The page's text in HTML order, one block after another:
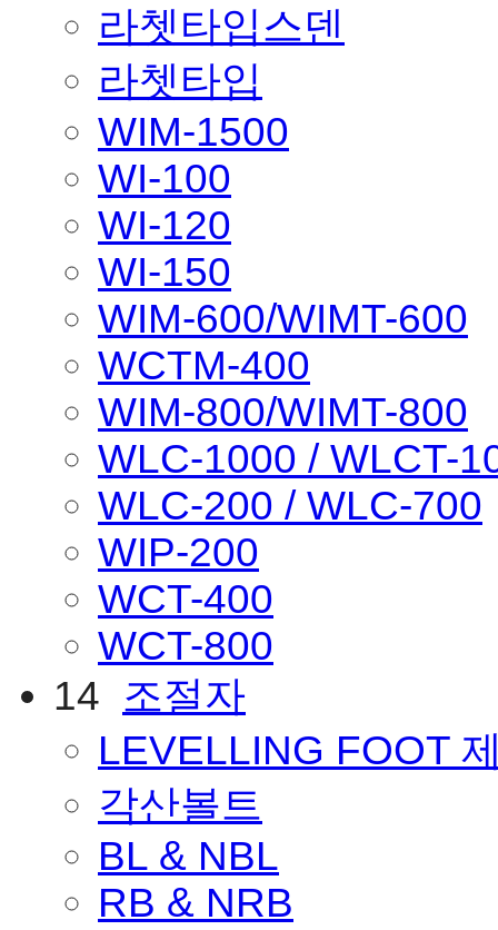
라쳇타입스덴
라쳇타입
WIM-1500
WI-100
WI-120
WI-150
WIM-600/WIMT-600
WCTM-400
WIM-800/WIMT-800
WLC-1000 / WLCT-
WLC-200 / WLC-700
WIP-200
WCT-400
WCT-800
14 조절자
LEVELLING FOOT
각산볼트
BL & NBL
RB & NRB